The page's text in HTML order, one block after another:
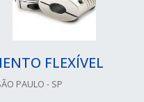
FLEXÍVEL
PAULO - SP